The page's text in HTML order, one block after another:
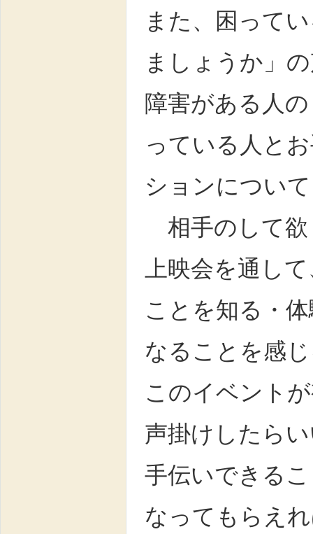
また、困って
ましょうか」
障害がある人
っている人と
ションについ
相手のして欲
上映会を通し
ことを知る・
なることを感
このイベント
声掛けしたら
手伝いできる
なってもらえ